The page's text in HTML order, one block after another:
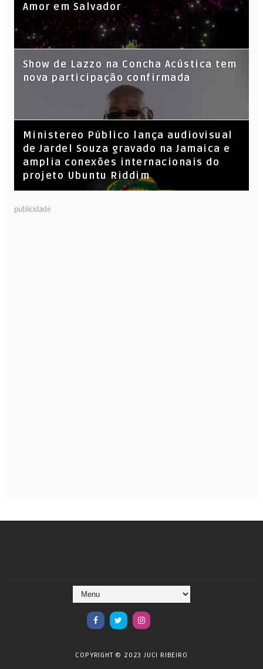
Amor em Salvador
Show de Lazzo na Concha Acústica tem
nova participação confirmada
​Ministereo Público lança audiovisual
de Jardel Souza gravado na Jamaica e
amplia conexões internacionais do
projeto Ubuntu Riddim
KL Jay (Racionais MC’s), DJ Raíz e DJ
publicidade
COPYRIGHT © 2023 JUCI RIBEIRO